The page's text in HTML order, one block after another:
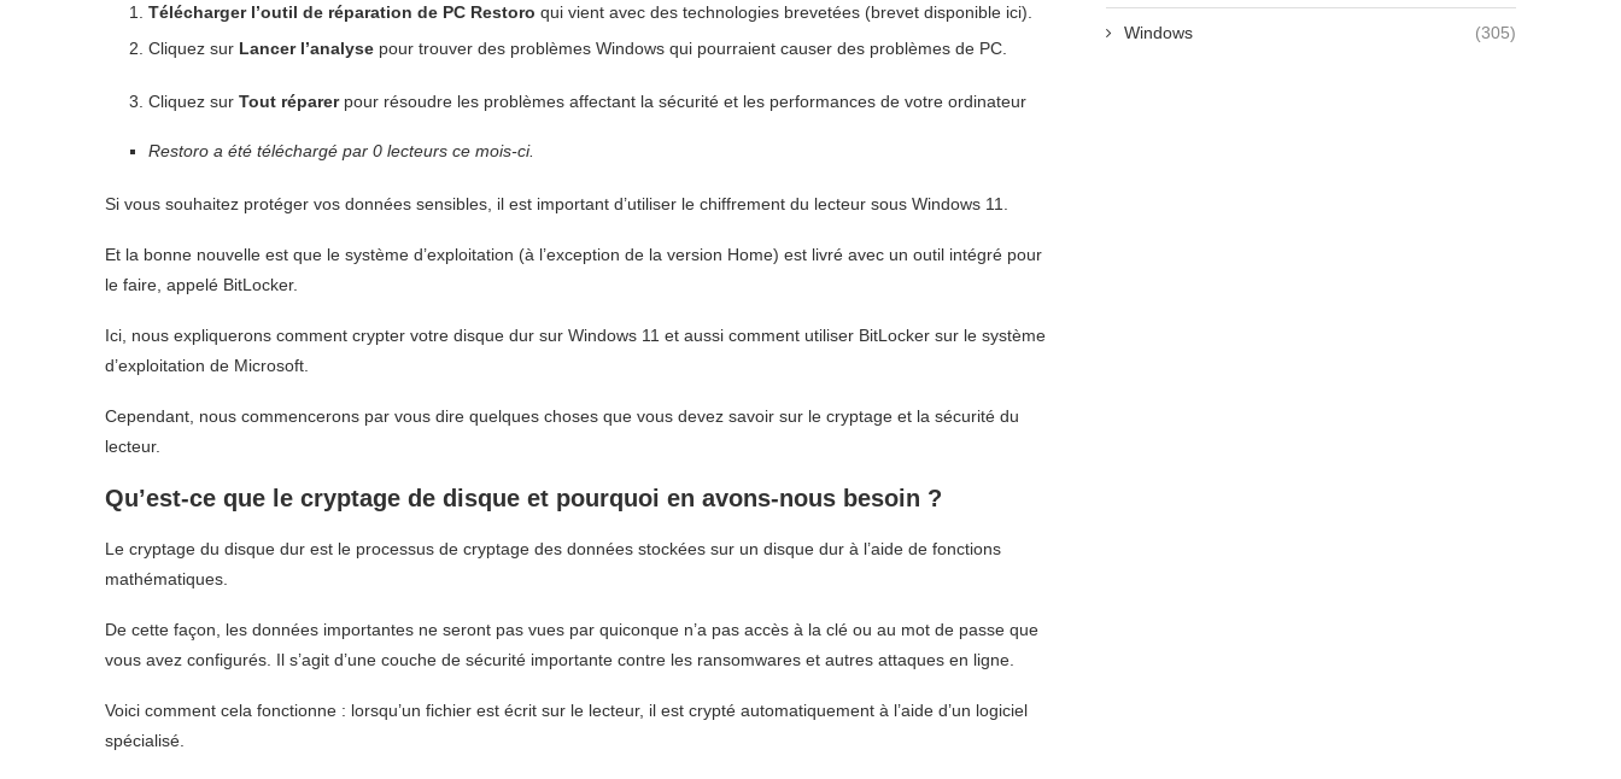
Télécharger l’outil de réparation de PC Restoro qui vient avec des technologies brevetées (brevet disponible ici).
Cliquez sur Lancer l’analyse pour trouver des problèmes Windows qui pourraient causer des problèmes de PC.
Cliquez sur Tout réparerpour résoudre les problèmes affectant la sécurité et les performances de votre ordinateur
Restoro a été téléchargé par 0 lecteurs ce mois-ci.
Si vous souhaitez protéger vos données sensibles, il est important d’utiliser le chiffrement du lecteur sous Windows 11.
Et la bonne nouvelle est que le système d’exploitation (à l’exception de la version Home) est livré avec un outil intégré pour
le faire, appelé BitLocker.
Ici, nous expliquerons comment crypter votre disque dur sur Windows 11 et aussi comment utiliser BitLocker sur le système
d’exploitation de Microsoft.
Cependant, nous commencerons par vous dire quelques choses que vous devez savoir sur le cryptage et la sécurité du
lecteur.
Qu’est-ce que le cryptage de disque et pourquoi en avons-nous besoin ?
Le cryptage du disque dur est le processus de cryptage des données stockées sur un disque dur à l’aide de fonctions
mathématiques.
De cette façon, les données importantes ne seront pas vues par quiconque n’a pas accès à la clé ou au mot de passe que
vous avez configurés. Il s’agit d’une couche de sécurité importante contre les ransomwares et autres attaques en ligne.
Voici comment cela fonctionne : lorsqu’un fichier est écrit sur le lecteur, il est crypté automatiquement à l’aide d’un logiciel
spécialisé.
Windows (305)